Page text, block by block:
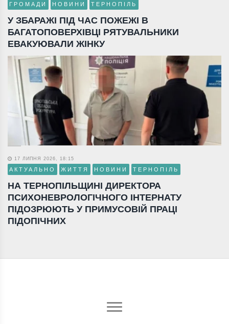
ГРОМАДИ НОВИНИ ТЕРНОПІЛЬ
У ЗБАРАЖІ ПІД ЧАС ПОЖЕЖІ В
БАГАТОПОВЕРХІВЦІ РЯТУВАЛЬНИКИ
ЕВАКУЮВАЛИ ЖІНКУ
17 ЛИПНЯ 2026, 18:15
АКТУАЛЬНО ЖИТТЯ НОВИНИ ТЕРНОПІЛЬ
НА ТЕРНОПІЛЬЩИНІ ДИРЕКТОРА
ПСИХОНЕВРОЛОГІЧНОГО ІНТЕРНАТУ
ПІДОЗРЮЮТЬ У ПРИМУСОВІЙ ПРАЦІ
ПІДОПІЧНИХ